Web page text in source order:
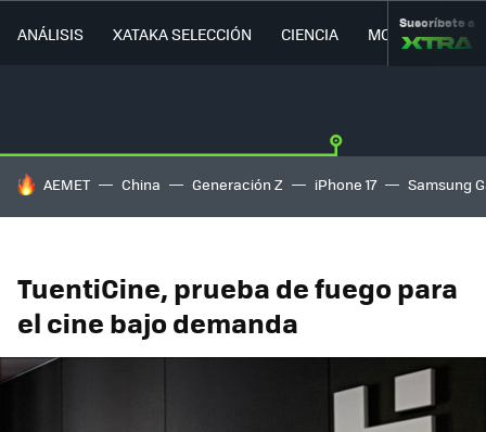
ANÁLISIS XATAKA SELECCIÓN CIENCIA MOVILIDAD
Suscríbete a
HOY SE HABLA DE
AEMET China Generación Z iPhone 17 Samsung
TuentiCine, prueba de fuego para
el cine bajo demanda